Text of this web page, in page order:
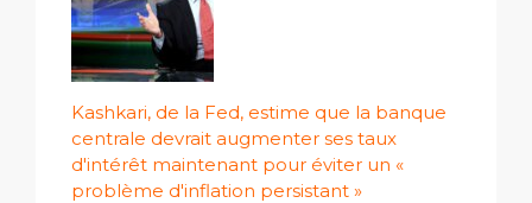
Kashkari, de la Fed, estime que la banque
centrale devrait augmenter ses taux
d'intérêt maintenant pour éviter un «
problème d'inflation persistant »